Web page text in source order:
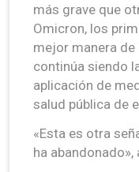
más grave que
Omicron, los
mejor manera
continúa siendo
aplicación de
salud pública de
«Esta es otra
ha abandonado»,